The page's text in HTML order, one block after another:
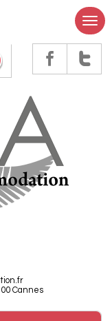
Cannes